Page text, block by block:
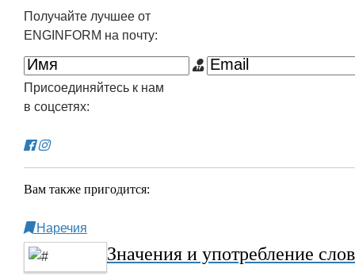
Получайте лучшее от
ENGINFORM на почту:
Присоединяйтесь к нам
в соцсетях:
Вам также пригодится:
Наречия
Значения и употребление